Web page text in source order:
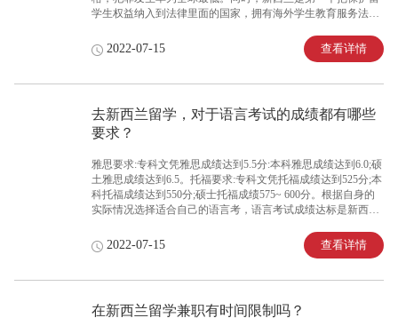
学生权益纳入到法律里面的国家，拥有海外学生教育服务法，
2022-07-15 查看详情
去新西兰留学，对于语言考试的成绩都有哪些
要求？
雅思要求:专科文凭雅思成绩达到5.5分:本科雅思成绩达到6.0;硕
土雅思成绩达到6.5。托福要求:专科文凭托福成绩达到525分;本
科托福成绩达到550分;硕士托福成绩575~ 600分。根据自身的
实际情况选择适合自己的语言考，语言考试成绩达标是新西兰
2022-07-15 查看详情
在新西兰留学兼职有时间限制吗？